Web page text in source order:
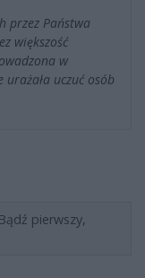
przez Państwa
większość
w
uczuć osób
pierwszy,